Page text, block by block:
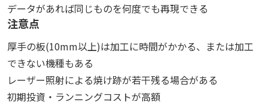
データがあれば同じものを何度でも再現できる
注意点
厚手の板(10mm以上)は加工に時間がかかる、または加工
できない機種もある
レーザー照射による焼け跡が若干残る場合がある
初期投資・ランニングコストが高額